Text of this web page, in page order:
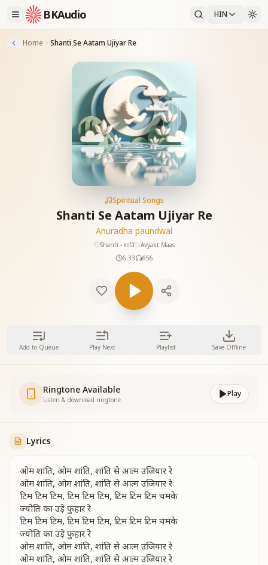
BKAudio HIN
Home Shanti Se Aatam Ujiyar Re
Spiritual Songs
Shanti Se Aatam Ujiyar Re
Anuradha paundwal
Shanti - शांति
Avyakt Maas
6:33
656
Add to Queue Play Next Playlist Save Offline
Ringtone Available
Listen & download ringtone
Play
Lyrics
ओम शांति, ओम शांति, शांति से आत्म उजियार रे
ओम शांति, ओम शांति, शांति से आत्म उजियार रे
टिम टिम टिम, टिम टिम टिम, टिम टिम टिम चमके
ज्योति का उड़े फुहार रे
टिम टिम टिम, टिम टिम टिम, टिम टिम टिम चमके
ज्योति का उड़े फुहार रे
ओम शांति, ओम शांति, शांति से आत्म उजियार रे
ओम शांति, ओम शांति, शांति से आत्म उजियार रे